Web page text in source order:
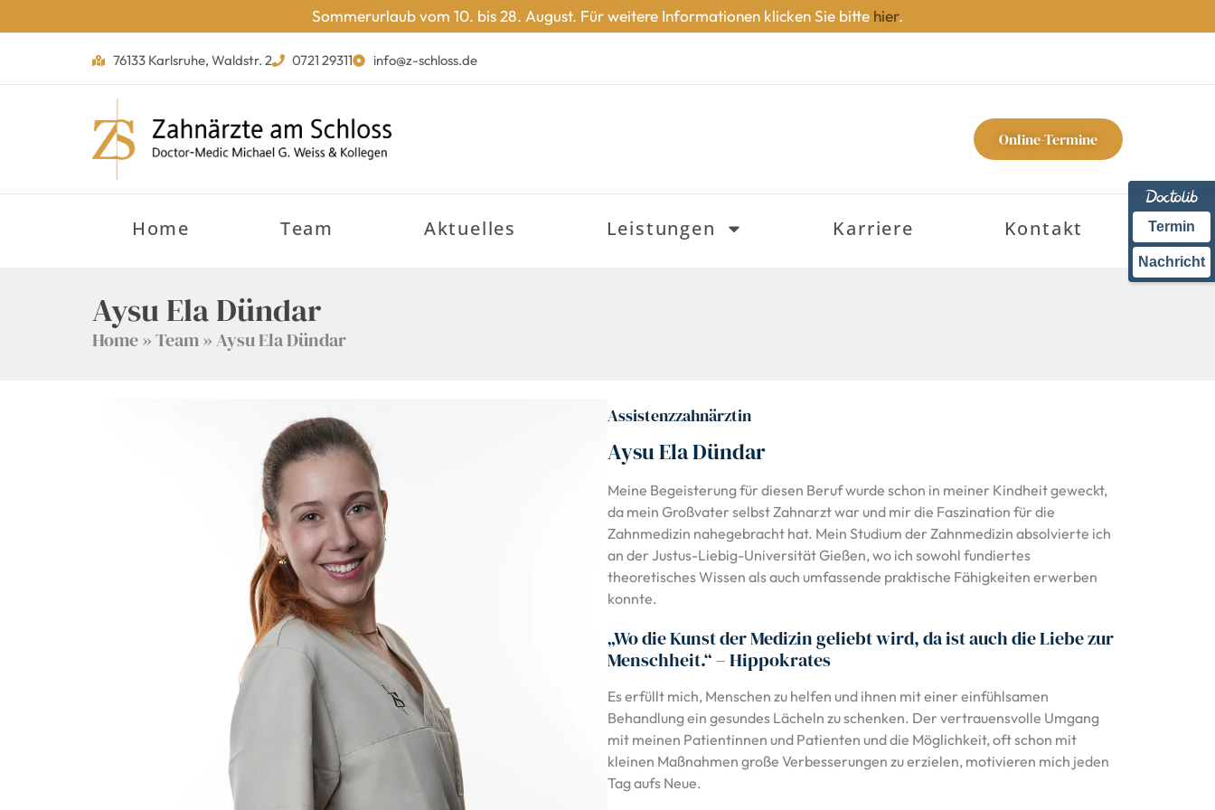
Sommerurlaub vom 10. bis 28. August. Für weitere Informationen klicken Sie bitte hier.
Termin
Nachricht
76133 Karlsruhe, Waldstr. 2 0721 29311 info@z-schloss.de
Online-Termine
Home Team Aktuelles Leistungen Karriere Kontakt
Aysu Ela Dündar
Home»Team»Aysu Ela Dündar
Assistenzzahnärztin
Aysu Ela Dündar
Meine Begeisterung für diesen Beruf wurde schon in meiner Kindheit geweckt,
da mein Großvater selbst Zahnarzt war und mir die Faszination für die
Zahnmedizin nahegebracht hat. Mein Studium der Zahnmedizin absolvierte ich
an der Justus-Liebig-Universität Gießen, wo ich sowohl fundiertes
theoretisches Wissen als auch umfassende praktische Fähigkeiten erwerben
konnte.
„Wo die Kunst der Medizin geliebt wird, da ist auch die Liebe zur
Menschheit.“ – Hippokrates
Es erfüllt mich, Menschen zu helfen und ihnen mit einer einfühlsamen
Behandlung ein gesundes Lächeln zu schenken. Der vertrauensvolle Umgang
mit meinen Patientinnen und Patienten und die Möglichkeit, oft schon mit
kleinen Maßnahmen große Verbesserungen zu erzielen, motivieren mich jeden
Tag aufs Neue.